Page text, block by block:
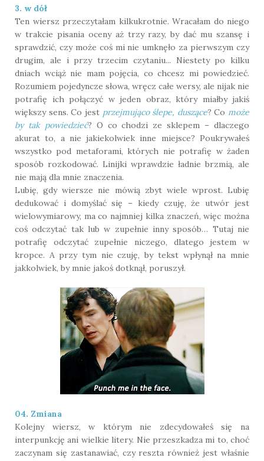
3. w dół
Ten wiersz przeczytałam kilkukrotnie. Wracałam do niego
w trakcie pisania oceny aż trzy razy, by dać mu szansę i
sprawdzić, czy może coś mi nie umknęło za pierwszym czy
drugim, ale i przy trzecim czytaniu... Niestety po kilku
dniach wciąż nie mam pojęcia, co chcesz mi powiedzieć.
Rozumiem pojedyncze słowa, wręcz całe wersy, ale nijak nie
potrafię ich połączyć w jeden obraz, który miałby jakiś
większy sens. Co jest przejmująco ślepe, duszące? Co może
by tak powiedzieć? O co chodzi ze sklepem – dlaczego
akurat to, a nie jakiekolwiek inne miejsce? Poukrywałeś
wszystko pod metaforami, których nie potrafię w żaden
sposób rozkodować. Linijki wprawdzie ładnie brzmią, ale
nie mają dla mnie znaczenia.
Lubię, gdy wiersze nie mówią zbyt wiele wprost. Lubię
dedukować i domyślać się – kiedy czuję, że utwór jest
wielowymiarowy, ma co najmniej kilka znaczeń, więc można
coś odczytać tak lub w zupełnie inny sposób… Tutaj nie
potrafię odczytać zupełnie niczego, dlatego jestem w
kropce. A przy tym nie czuję, by tekst wpłynął na mnie
jakkolwiek, by mnie jakoś dotknął, poruszył.
04. Zmiana
Kolejny wiersz, w którym nie zdecydowałeś się na
interpunkcję ani wielkie litery. Nie przeszkadza mi to, choć
zaczynam się zastanawiać, czy reszta również jest właśnie